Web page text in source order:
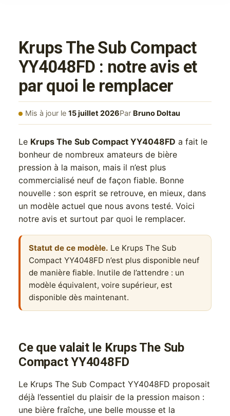
Krups The Sub Compact
YY4048FD : notre avis et
par quoi le remplacer
Mis à jour le 15 juillet 2026Par Bruno Doltau
Le Krups The Sub Compact YY4048FD a fait le
bonheur de nombreux amateurs de bière
pression à la maison, mais il n’est plus
commercialisé neuf de façon fiable. Bonne
nouvelle : son esprit se retrouve, en mieux, dans
un modèle actuel que nous avons testé. Voici
notre avis et surtout par quoi le remplacer.
Statut de ce modèle. Le Krups The Sub
Compact YY4048FD n’est plus disponible neuf
de manière fiable. Inutile de l’attendre : un
modèle équivalent, voire supérieur, est
disponible dès maintenant.
Ce que valait le Krups The Sub
Compact YY4048FD
Le Krups The Sub Compact YY4048FD proposait
déjà l’essentiel du plaisir de la pression maison :
une bière fraîche, une belle mousse et la